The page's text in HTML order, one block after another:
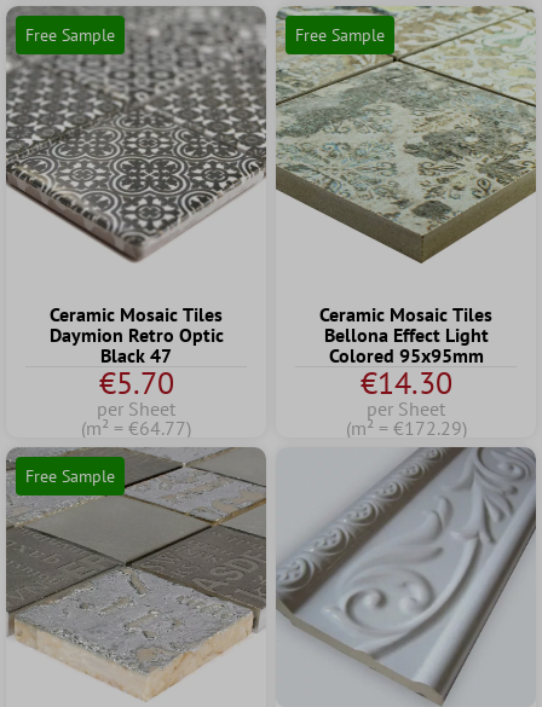
Free Sample
Ceramic Mosaic Tiles
Daymion Retro Optic
Black 47
€5.70
per Sheet
(m² = €64.77)
Free Sample
Ceramic Mosaic Tiles
Bellona Effect Light
Colored 95x95mm
€14.30
per Sheet
(m² = €172.29)
Free Sample